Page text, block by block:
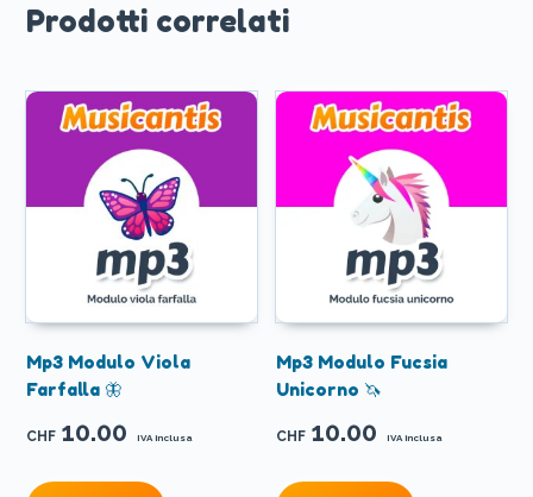
Prodotti correlati
Mp3 Modulo Viola
Farfalla 🦋
CHF10.00 IVA inclusa
Mp3 Modulo Fucsia
Unicorno 🦄
CHF 10.00 IVA inclusa